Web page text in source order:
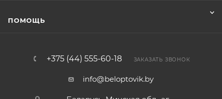
ПОМОЩЬ
+375 (44) 555-60-18 ЗАКАЗАТЬ ЗВОНОК
info@beloptovik.by